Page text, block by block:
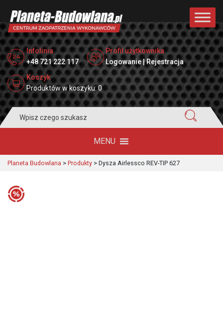
Infolinia
+48 721 222 117
Profil użytkownika
Logowanie | Rejestracja
Koszyk
Produktów w koszyku: 0
for:
MENU
Planeta Budowlana > Produkty > Dysza Airlessco REV-TIP 627